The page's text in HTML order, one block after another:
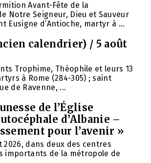
Avant-Fête de la
Notre Seigneur, Dieu et Sauveur
Eusigne d’Antioche, martyr à ...
calendrier) / 5 août
Trophime, Théophile et leurs 13
à Rome (284-305) ; saint
de Ravenne, ...
de l’Église
d’Albanie –
pour l’avenir »
2026, dans deux des centres
importants de la métropole de